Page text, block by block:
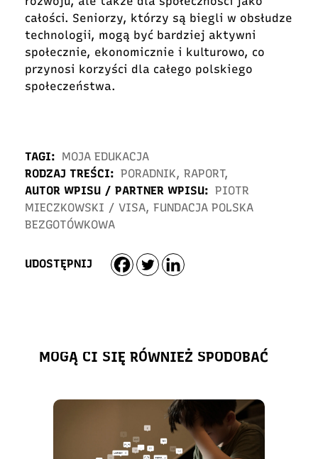
całości. Seniorzy, którzy są biegli w obsłudze
technologii, mogą być bardziej aktywni
społecznie, ekonomicznie i kulturowo, co
przynosi korzyści dla całego polskiego
społeczeństwa.
TAGI: MOJA EDUKACJA
RODZAJ TREŚCI: PORADNIK, RAPORT,
AUTOR WPISU / PARTNER WPISU: PIOTR
MIECZKOWSKI / VISA, FUNDACJA POLSKA
BEZGOTÓWKOWA
UDOSTĘPNIJ
MOGĄ CI SIĘ RÓWNIEŻ SPODOBAĆ